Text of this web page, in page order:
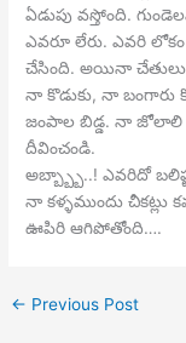
ఏడుపు వస్తోంది.
ఎవరూ లేరు. ఎవరి
చేసింది. అయినా చేతులు
నా కొడుకు, నా
జంపాల బిడ్డ. నా జోలాలి
దీవించండి.
అబ్బ్బ్బా..! ఎవరిదో
నా కళ్ళముందు
ఊపిరి ఆగిపోతోంది….
← Previous Post